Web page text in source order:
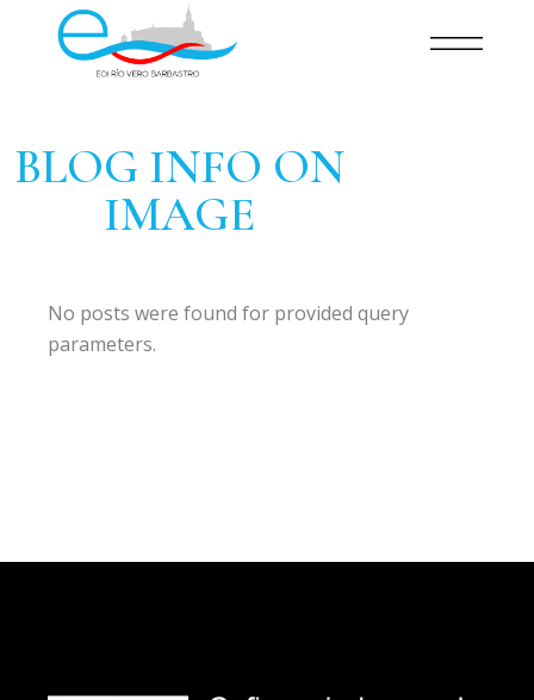
BLOG INFO ON
IMAGE
No posts were found for provided query
parameters.